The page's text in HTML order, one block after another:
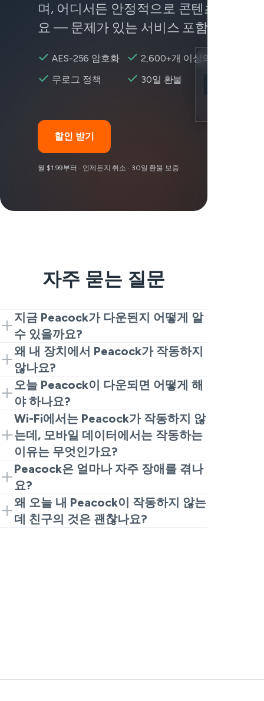
며, 어디서든 안정적으로 콘텐츠에 접근
요 — 문제가 있는 서비스 포함.
AES-256 암호화
2,600+개 이상의 서버
무로그 정책
30일 환불
할인 받기
월 $1.99부터 · 언제든지 취소 · 30일 환불 보증
자주 묻는 질문
지금 Peacock가 다운된지 어떻게 알
수 있을까요?
만약 Peacock가 다운되었는지 모를 경우
이 상태 페이지를 확인하세요. 대규모 불
만 사항이 동시에 나타나는 것을 Peacock
장애로 인식할 수 있습니다. 보고서가 없
으면 문제는 아마도 사용자의 장비나 네트
워크에 있을 것입니다.
왜 내 장치에서 Peacock가 작동하지
않나요?
Peacock가 작동하지 않는 이유를 스스로
묻는다면, 일시적 중단, 불안정한 연결 또
는 서비스 문제 때문일 수 있습니다.
Peacock가 한 장치에서만 작동하지 않는
경우, 장치를 재시작하고 앱을 설치하세
요. Peacock이 여전히 로드되지 않는 경
우, 캐시를 지우거나 다시 설치하세요.
오늘 Peacock이 다운되면 어떻게 해
야 하나요?
모든 문제를 해결하기 전에, 실제로 사용
자가 Peacock이 오늘 다운되었다고 생각
하는지 확인하세요. 실제 Peacock 다운
문제의 경우, 재설치로는 큰 도움이 되지
않을 것입니다. Peacock 앱이 다운 문제
가 발생할 경우, 기다렸다가 나중에 다시
시도하세요.
Wi-Fi에서는 Peacock가 작동하지 않
는데, 모바일 데이터에서는 작동하는
이유는 무엇인가요?
Wi-Fi에서는 Peacock이 작동하지 않는데
모바일 데이터에서는 작동할 경우, 가정
네트워크가 원인일 가능성이 큽니다. 라우
터를 재부팅하고 다시 시도하세요. 집에서
Peacock이 항상 작동하지 않는 경우, 일
Peacock은 얼마나 자주 장애를 겪나
요?
항상은 아니지만, 스트리밍 플랫폼에서 짧
은 문제가 발생하기도 합니다. Peacock이
잘못된 이유를 알고 싶다면, 이미 보고된
왜 오늘 내 Peacock이 작동하지 않는
데 친구의 것은 괜찮나요?